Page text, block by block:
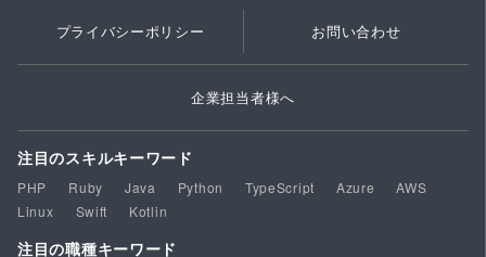
プライバシーポリシー お問い合わせ
企業担当者様へ
注目のスキルキーワード
PHP Ruby Java Python TypeScript Azure
AWS
Linux
Swift Kotlin
注目の職種キーワード